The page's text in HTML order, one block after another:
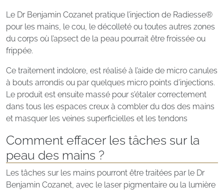
Le Dr Benjamin Cozanet pratique l’injection de Radiesse®
pour les mains, le cou, le décolleté ou toutes autres zones
du corps où l’apsect de la peau pourrait être froissée ou
frippée.
Ce traitement indolore, est réalisé à l’aide de micro canules
à bouts arrondis ou par quelques micro points d’injections.
Le produit est ensuite massé pour s’étaler correctement
dans tous les espaces creux à combler du dos des mains
et masquer les veines superficielles et les tendons
Comment effacer les tâches sur la
peau des mains ?
Les tâches sur les mains pourront être traitées par le Dr
Benjamin Cozanet, avec le laser pigmentaire ou la lumière